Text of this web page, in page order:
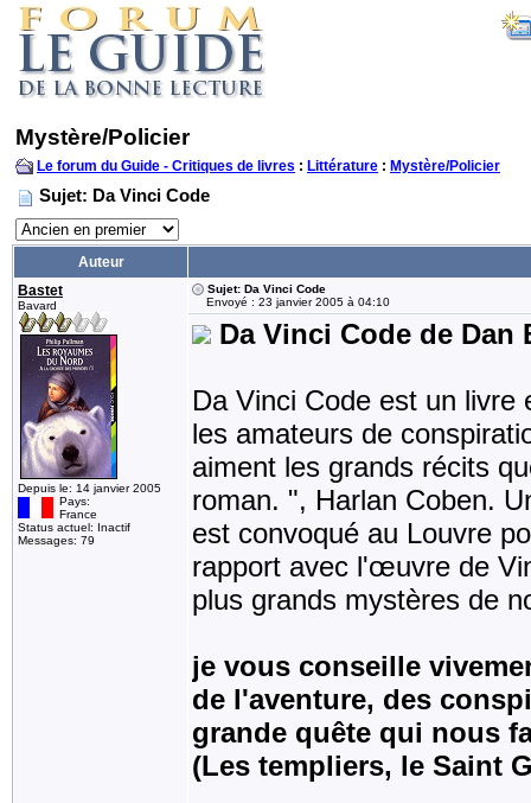
Mystère/Policier
Le forum du Guide - Critiques de livres : Littérature : Mystère/Policier
Sujet: Da Vinci Code
Auteur
Bastet
Bavard
Depuis le: 14 janvier 2005
Pays:
France
Status actuel: Inactif
Messages: 79
Sujet: Da Vinci Code
Envoyé : 23 janvier 2005 à 04:10
Da Vinci Code de Dan
Da Vinci Code est un livre
les amateurs de
aiment les grands récits
roman. ", Harlan Coben.
est convoqué au Louvre
rapport avec l'œuvre de
plus grands mystères de
je vous conseille
de l'aventure, des
grande quête qui nous
(Les templiers, le Saint